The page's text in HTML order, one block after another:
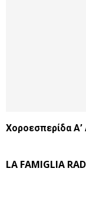
Χοροεσπερίδα
LA FAMIGLIA